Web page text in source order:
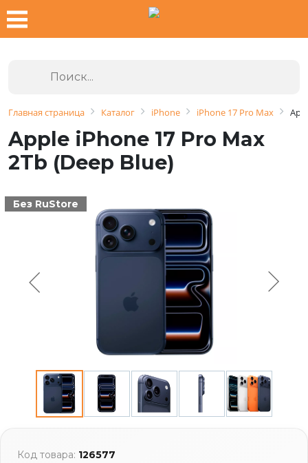
Главная страница Каталог iPhone iPhone 17 Pro Max
Apple iPhone 17 Pro Max
2Tb (Deep Blue)
Без RuStore
Код товара: 126577